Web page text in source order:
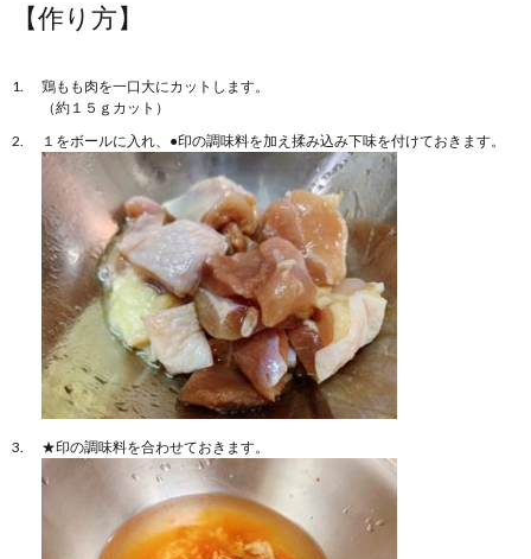
【作り方】
鶏もも肉を一口大にカットします。
（約１５ｇカット）
１をボールに入れ、●印の調味料を加え揉み込み下味を付けておきます。
★印の調味料を合わせておきます。